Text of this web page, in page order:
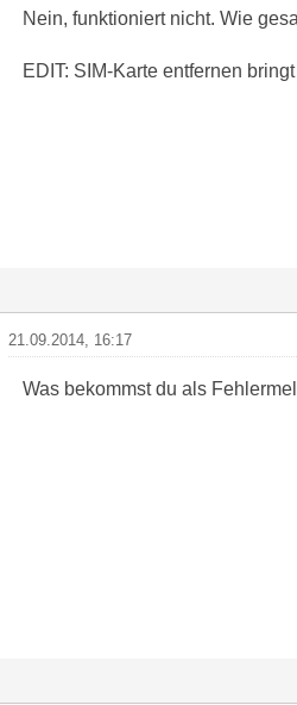
Nein, funktioniert nicht. Wie
EDIT: SIM-Karte entfernen
21.09.2014, 16:17
Was bekommst du als